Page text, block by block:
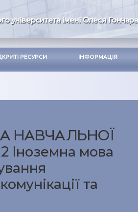
університета імені Олеся Гончара
РЕСУРСИ ІНФОРМАЦІЯ
НАВЧАЛЬНОЇ
мова
та